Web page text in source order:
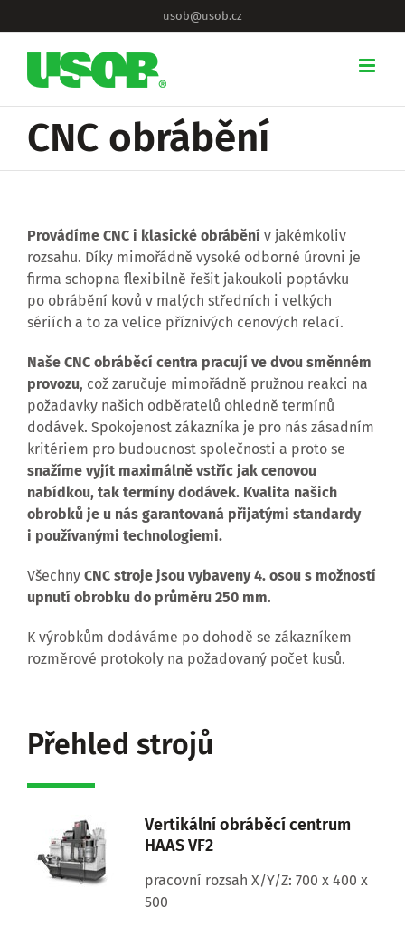
to
content
usob@usob.cz
CNC obrábění
Provádíme CNC i klasické obrábění v jakémkoliv
rozsahu. Díky mimořádně vysoké odborné úrovni je
firma schopna flexibilně řešit jakoukoli poptávku
po obrábění kovů v malých středních i velkých
sériích a to za velice příznivých cenových relací.
Naše CNC obráběcí centra pracují ve dvou směnném
provozu, což zaručuje mimořádně pružnou reakci na
požadavky našich odběratelů ohledně termínů
dodávek. Spokojenost zákazníka je pro nás zásadním
kritériem pro budoucnost společnosti a proto se
snažíme vyjít maximálně vstříc jak cenovou
nabídkou, tak termíny dodávek. Kvalita našich
obrobků je u nás garantovaná přijatými standardy
i používanými technologiemi.
Všechny CNC stroje jsou vybaveny 4. osou s možností
upnutí obrobku do průměru 250 mm.
K výrobkům dodáváme po dohodě se zákazníkem
rozměrové protokoly na požadovaný počet kusů.
Přehled strojů
Vertikální obráběcí centrum
HAAS VF2
pracovní rozsah X/Y/Z: 700 x 400 x
500